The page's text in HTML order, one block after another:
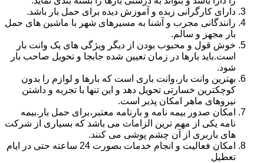
دارای کارگرانی زبده و آموزش دیده برای حمل بار باشد.
رانندگانی مجرب و آشنا به مسیرهای شهر با ماشین های حمل
بار مجهز و سالم.
خوش قول و محبوب بودن از دیگر ویژگی های یک وانت بار
است.باید بارها در زمان تعیین شده جابجا و تحویل صاحب بار
شود.
بهترین وانت بار،وانت باری است که بارها و لوازم را بدون
کوچکترین خسارتی تحویل دهد و این تنها با تجربه و داشتن
نیروهای ماهر امکان پذیر است.
امکان صدور بیمه نامه و بارنامه معتبر،برای حمل بار.بیمه
نامه یکی از مهم ترین الزامات می باشد که بسیاری از شرکت
های باربری از آن چشم پوشی می کنند.
امکان فعالیت و انجام خدمات بصورت 24 ساعته حتی در ایام
تعطیل